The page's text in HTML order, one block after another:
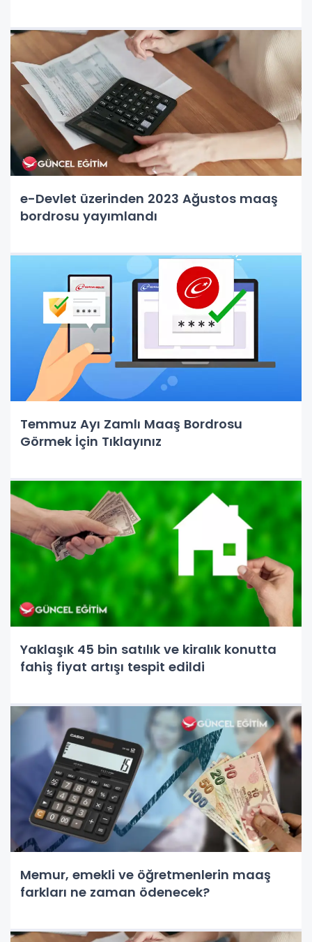
e-Devlet üzerinden 2023 Ağustos maaş
bordrosu yayımlandı
Temmuz Ayı Zamlı Maaş Bordrosu
Görmek İçin Tıklayınız
Yaklaşık 45 bin satılık ve kiralık konutta
fahiş fiyat artışı tespit edildi
Memur, emekli ve öğretmenlerin maaş
farkları ne zaman ödenecek?